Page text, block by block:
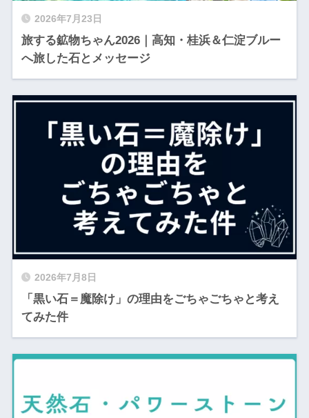
2026年7月23日
旅する鉱物ちゃん2026｜高知・桂浜＆仁淀ブルー
へ旅した石とメッセージ
2026年7月8日
「黒い石＝魔除け」の理由をごちゃごちゃと考え
てみた件